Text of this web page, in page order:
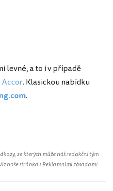
levné, a to i v případě
Accor. Klasickou nabídku
.
ze kterých může náš redakční tým
naše stránka sReklamními zásadami.